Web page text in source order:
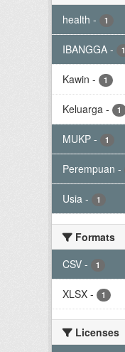
health - 1
IBANGGA - 1
Kawin - 1
Keluarga - 1
MUKP - 1
Perempuan -
Usia - 1
Formats
CSV - 1
XLSX - 1
Licenses